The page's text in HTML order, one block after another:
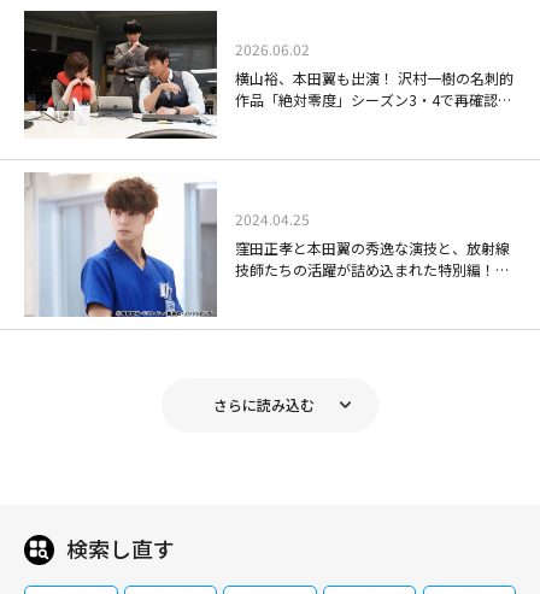
本田翼が主演を務め、劇中のボーイズグループ“8LOOM（ブルーム）”が実
際に期間限定グループとしてデビューしたことも話題になった大ヒットドラ
マ！
08/08(土)13:05～13:55
本田翼が主演を務め、劇中のボーイズグループ“8LOOM（ブルーム）”が実
際に期間限定グループとしてデビューしたことも話題になった大ヒットドラ
08/08(土)13:55～14:45
2026.06.02
横山裕、本田翼も出演！ 沢村一樹の名刺的
作品「絶対零度」シーズン3・4で再確認す
2024.04.25
窪田正孝と本田翼の秀逸な演技と、放射線
技師たちの活躍が詰め込まれた特別編！
さらに読み込む
検索し直す